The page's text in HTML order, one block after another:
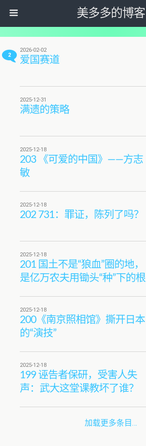
美多多的博客
2
2026-02-02
爱国赛道
2025-12-31
满遗的策略
2025-12-18
203 《可爱的中国》——方志
敏
2025-12-18
202 731：罪证，陈列了吗？
2025-12-18
201 国土不是“狼血”圈的地，
是亿万农夫用锄头“种”下的根
2025-12-18
200《南京照相馆》撕开日本
的“演技”
2025-12-18
199 诬告者保研，受害人失
声：武大这堂课教坏了谁？
加载更多条目…